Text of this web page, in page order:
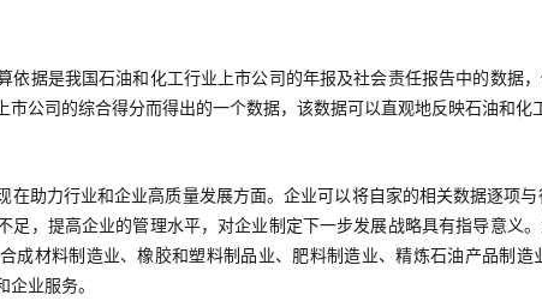
依据是我国石油和化工行业上市公司的年报及社会责任报告中的数
公司的综合得分而得出的一个数据，该数据可以直观地反映石油和化
在助力行业和企业高质量发展方面。企业可以将自家的相关数据逐项
足，提高企业的管理水平，对企业制定下一步发展战略具有指导意义
成材料制造业、橡胶和塑料制品业、肥料制造业、精炼石油产品制
业服务。